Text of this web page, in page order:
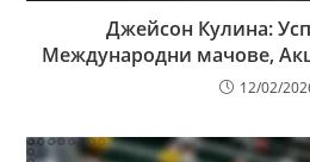
Джейсон Кулина:
Международни мачове,
12/02/